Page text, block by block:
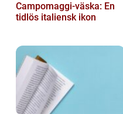
Campomaggi-väska: En
tidlös italiensk ikon